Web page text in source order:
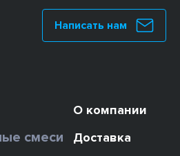
Написать нам
смеси
О компании
Доставка